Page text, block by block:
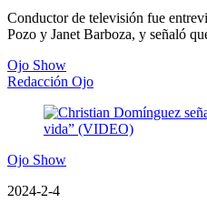
Conductor de televisión fue
Pozo y Janet Barboza, y señaló
Ojo Show
Redacción Ojo
Ojo Show
2024-2-4